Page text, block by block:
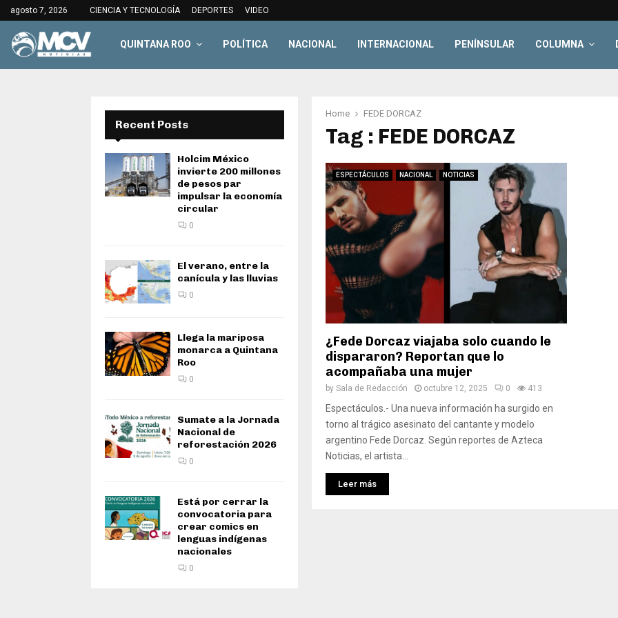
agosto 7, 2026 CIENCIA Y TECNOLOGÍA DEPORTES VIDEO
QUINTANA ROO POLÍTICA NACIONAL INTERNACIONAL PENÍNSULAR COLUMNA
Home FEDE DORCAZ
Tag : FEDE DORCAZ
ESPECTÁCULOS NACIONAL NOTICIAS
¿Fede Dorcaz viajaba solo cuando le
dispararon? Reportan que lo
acompañaba una mujer
by Sala de Redacción octubre 12, 2025 0 413
Espectáculos.- Una nueva información ha surgido en
torno al trágico asesinato del cantante y modelo
argentino Fede Dorcaz. Según reportes de Azteca
Noticias, el artista...
Leer más
Recent Posts
Holcim México
invierte 200 millones
de pesos par
impulsar la economía
circular
0
El verano, entre la
canícula y las lluvias
0
Llega la mariposa
monarca a Quintana
Roo
0
Sumate a la Jornada
Nacional de
reforestación 2026
0
Está por cerrar la
convocatoria para
crear comics en
lenguas indígenas
nacionales
0